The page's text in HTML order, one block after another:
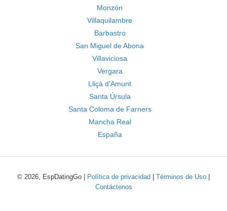
Monzón
Villaquilambre
Barbastro
San Miguel de Abona
Villaviciosa
Vergara
Lliçà d'Amunt
Santa Úrsula
Santa Coloma de Farners
Mancha Real
España
© 2026, EspDatingGo | Política de privacidad Términos de Uso
Contáctenos